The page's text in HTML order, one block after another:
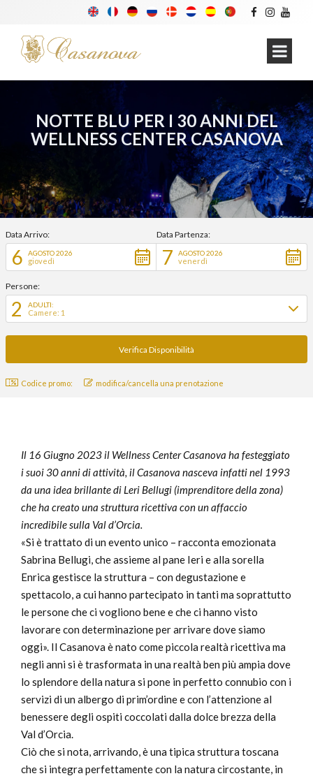
NOTTE BLU PER I 30 ANNI DEL
WELLNESS CENTER CASANOVA
Data Arrivo:
6 AGOSTO 2026
giovedì
Data Partenza:
7 AGOSTO 2026
venerdì
Persone:
2 ADULTI:
Camere: 1
Codice promo: modifica/cancella una prenotazione
Il 16 Giugno 2023 il Wellness Center Casanova ha festeggiato
i suoi 30 anni di attività, il Casanova nasceva infatti nel 1993
da una idea brillante di Leri Bellugi (imprenditore della zona)
che ha creato una struttura ricettiva con un affaccio
incredibile sulla Val d’Orcia.
«Si è trattato di un evento unico – racconta emozionata
Sabrina Bellugi, che assieme al pane Ieri e alla sorella
Enrica gestisce la struttura – con degustazione e
spettacolo, a cui hanno partecipato in tanti ma soprattutto
le persone che ci vogliono bene e che ci hanno visto
lavorare con determinazione per arrivare dove siamo
oggi». Il Casanova è nato come piccola realtà ricettiva ma
negli anni si è trasformata in una realtà ben più ampia dove
lo splendore della natura si pone in perfetto connubio con i
servizi di un albergo di prim’ordine e con l’attenzione al
benessere degli ospiti coccolati dalla dolce brezza della
Val d’Orcia.
Ciò che si nota, arrivando, è una tipica struttura toscana
che si integra perfettamente con la natura circostante, in